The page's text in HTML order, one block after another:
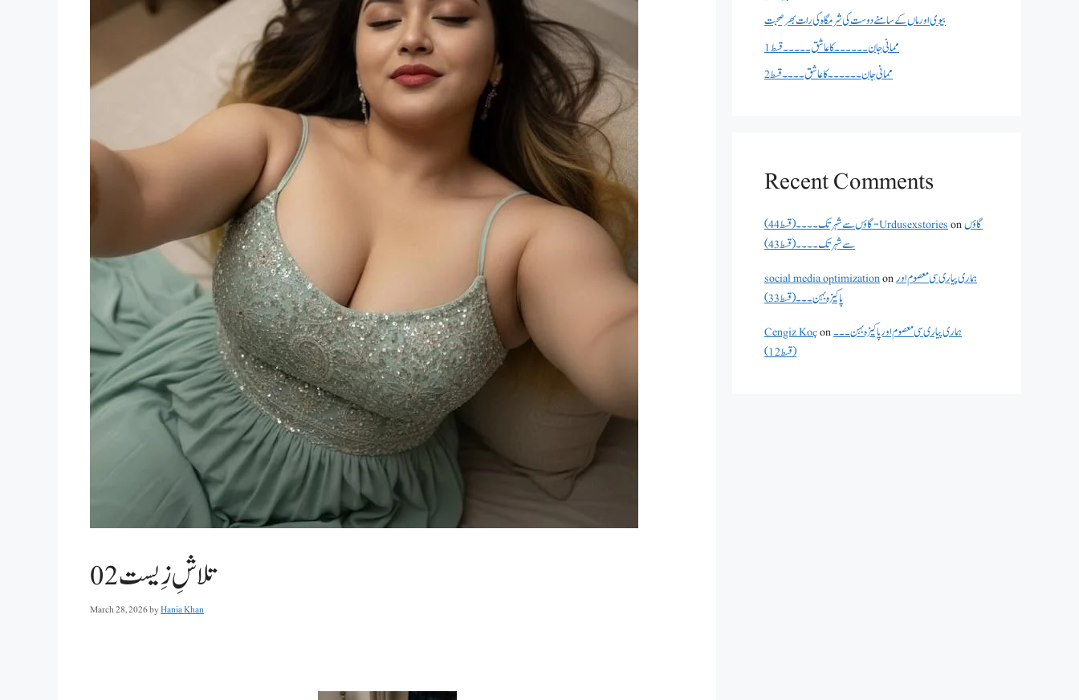
تلاشِ زِیست 02
March 28, 2026byHania Khan
بیوی اور ماں کے سامنے دوست کی شرمگاہ کی رات بھر صحبت
ممانی جان ۔۔۔۔۔۔کا عاشق ۔۔۔۔۔قسط 1
ممانی جان ۔۔۔۔۔۔کا عاشق ۔۔۔۔قسط 2
Recent Comments
گاؤں سے شہر تک۔۔۔۔(قسط 44) - Urdusexstoriesonگاؤں
سے شہر تک۔۔۔۔(قسط 43)
social media optimizationonہماری پیاری سی معصوم اور
پاکیزہ بہن۔۔۔(قسط33)
Cengiz Koçonہماری پیاری سی معصوم اور پاکیزہ بہن۔۔۔
(قسط12)